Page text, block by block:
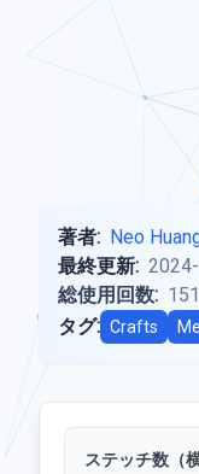
著者: Neo
最終更新:
総使用回数:
タグ: Crafts
ステッチ数（